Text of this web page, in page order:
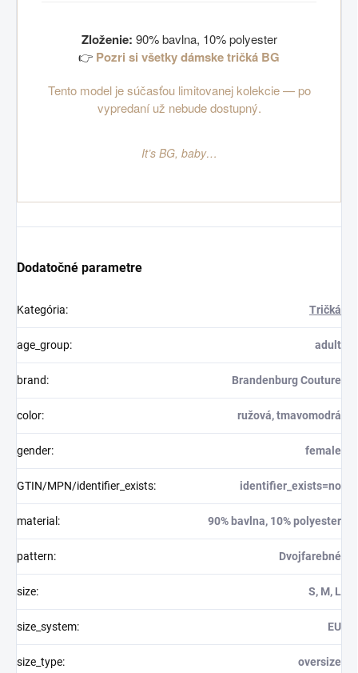
Zloženie: 90% bavlna, 10% polyester
👉 Pozri si všetky dámske tričká BG
Tento model je súčasťou limitovanej kolekcie — po
vypredaní už nebude dostupný.
It’s BG, baby…
Dodatočné parametre
Kategória: Tričká
age_group: adult
brand: Brandenburg Couture
color: ružová, tmavomodrá
gender: female
GTIN/MPN/identifier_exists: identifier_exists=no
material : 90% bavlna, 10% polyester
pattern: Dvojfarebné
size: S, M, L
size_system: EU
size_type: oversize